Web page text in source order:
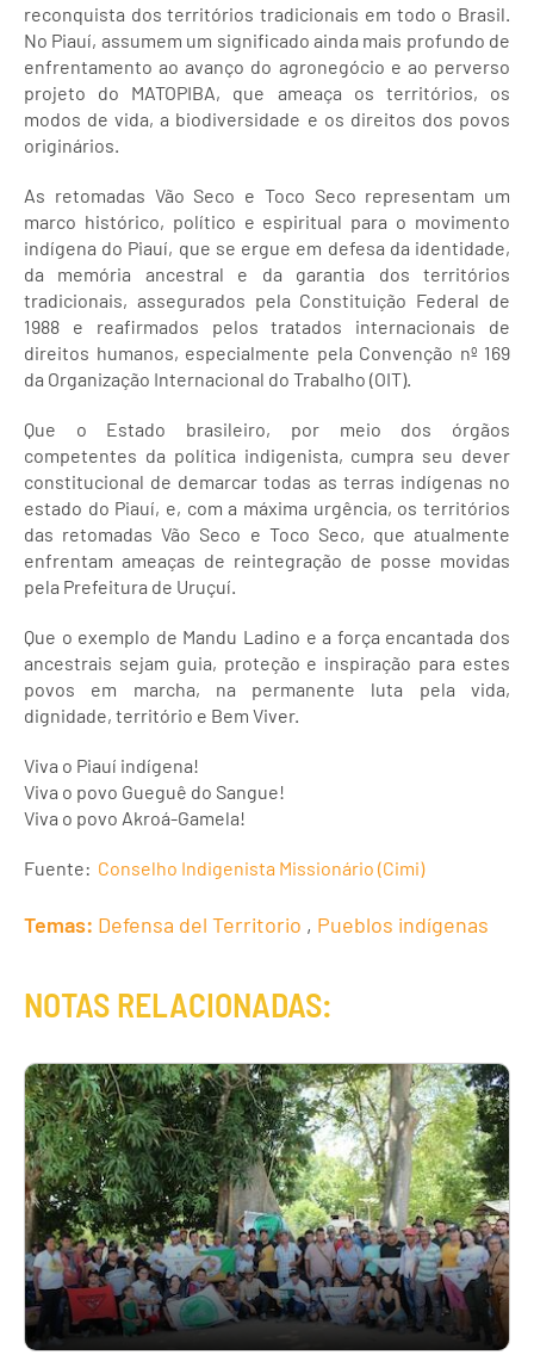
reconquista dos territórios tradicionais em todo o Brasil.
No Piauí, assumem um significado ainda mais profundo de
enfrentamento ao avanço do agronegócio e ao perverso
projeto do MATOPIBA, que ameaça os territórios, os
modos de vida, a biodiversidade e os direitos dos povos
originários.
As retomadas Vão Seco e Toco Seco representam um
marco histórico, político e espiritual para o movimento
indígena do Piauí, que se ergue em defesa da identidade,
da memória ancestral e da garantia dos territórios
tradicionais, assegurados pela Constituição Federal de
1988 e reafirmados pelos tratados internacionais de
direitos humanos, especialmente pela Convenção nº 169
da Organização Internacional do Trabalho (OIT).
Que o Estado brasileiro, por meio dos órgãos
competentes da política indigenista, cumpra seu dever
constitucional de demarcar todas as terras indígenas no
estado do Piauí, e, com a máxima urgência, os territórios
das retomadas Vão Seco e Toco Seco, que atualmente
enfrentam ameaças de reintegração de posse movidas
pela Prefeitura de Uruçuí.
Que o exemplo de Mandu Ladino e a força encantada dos
ancestrais sejam guia, proteção e inspiração para estes
povos em marcha, na permanente luta pela vida,
dignidade, território e Bem Viver.
Viva o Piauí indígena!
Viva o povo Gueguê do Sangue!
Viva o povo Akroá-Gamela!
Fuente: Conselho Indigenista Missionário (Cimi)
Temas: Defensa del Territorio , Pueblos indígenas
NOTAS RELACIONADAS: